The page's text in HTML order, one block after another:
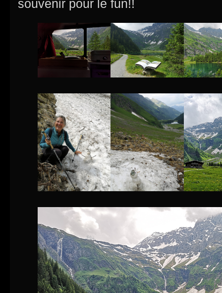
souvenir pour le fun!!